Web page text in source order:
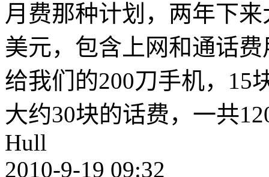
月费那种计划，两年下
美元，包含上网和通话
给我们的200刀手机，15
大约30块的话费，一共
Hull
2010-9-19 09:32